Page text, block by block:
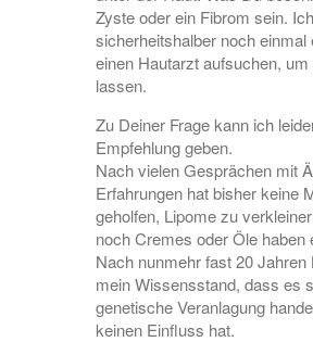
Zyste oder ein Fibrom sein.
sicherheitshalber noch einmal
einen Hautarzt aufsuchen,
lassen.
Zu Deiner Frage kann ich
Empfehlung geben.
Nach vielen Gesprächen mit
Erfahrungen hat bisher keine
geholfen, Lipome zu
noch Cremes oder Öle haben
Nach nunmehr fast 20 Jahren
mein Wissensstand, dass es
genetische Veranlagung
keinen Einfluss hat.